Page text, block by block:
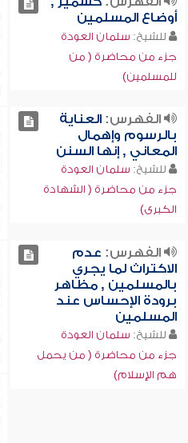
أوضاع المسلمين
للشيخ: سلمان العودة
جزء من محاضرة ( من
للمسلمين)
الفهرس:العناية
بالرسوم وإهمال
المعاني , إنها السنن
للشيخ: سلمان العودة
جزء من محاضرة ( الشهادة
الكبرى)
الفهرس: عدم
الاكتراث لما يجري
بالمسلمين , مظاهر
برودة الإحساس عند
المسلمين
للشيخ: سلمان العودة
جزء من محاضرة ( من يحمل
هم الإسلام)